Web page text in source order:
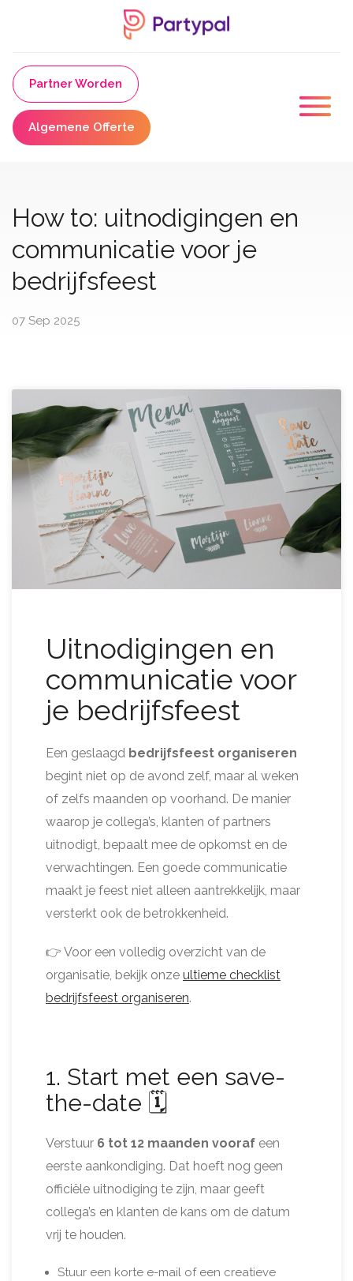
Partner Worden
Algemene Offerte
How to: uitnodigingen en
communicatie voor je
bedrijfsfeest
07 Sep 2025
Uitnodigingen en
communicatie voor
je bedrijfsfeest
Een geslaagd bedrijfsfeest organiseren
begint niet op de avond zelf, maar al weken
of zelfs maanden op voorhand. De manier
waarop je collega’s, klanten of partners
uitnodigt, bepaalt mee de opkomst en de
verwachtingen. Een goede communicatie
maakt je feest niet alleen aantrekkelijk, maar
versterkt ook de betrokkenheid.
👉 Voor een volledig overzicht van de
organisatie, bekijk onze ultieme checklist
bedrijfsfeest organiseren.
1. Start met een save-
the-date 🗓️
Verstuur 6 tot 12 maanden vooraf een
eerste aankondiging. Dat hoeft nog geen
officiële uitnodiging te zijn, maar geeft
collega’s en klanten de kans om de datum
vrij te houden.
Stuur een korte e-mail of een creatieve